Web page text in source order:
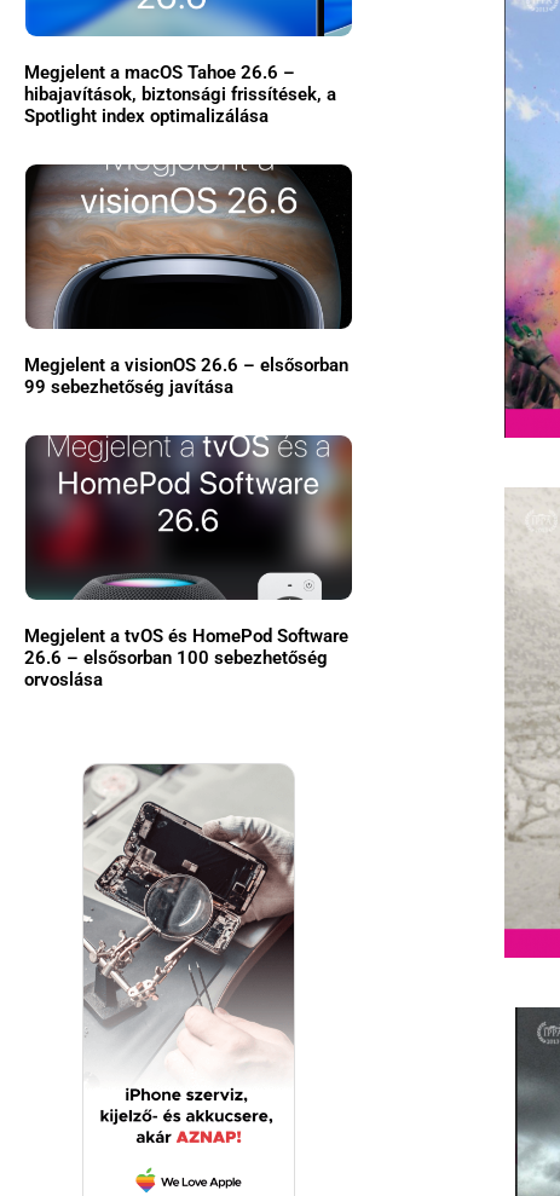
Megjelent a macOS Tahoe 26.6 –
hibajavítások, biztonsági frissítések, a
Spotlight index optimalizálása
Megjelent a visionOS 26.6 – elsősorban
99 sebezhetőség javítása
Megjelent a tvOS és HomePod Software
26.6 – elsősorban 100 sebezhetőség
orvoslása